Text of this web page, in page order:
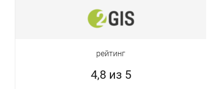
рейтинг
4,8 из 5